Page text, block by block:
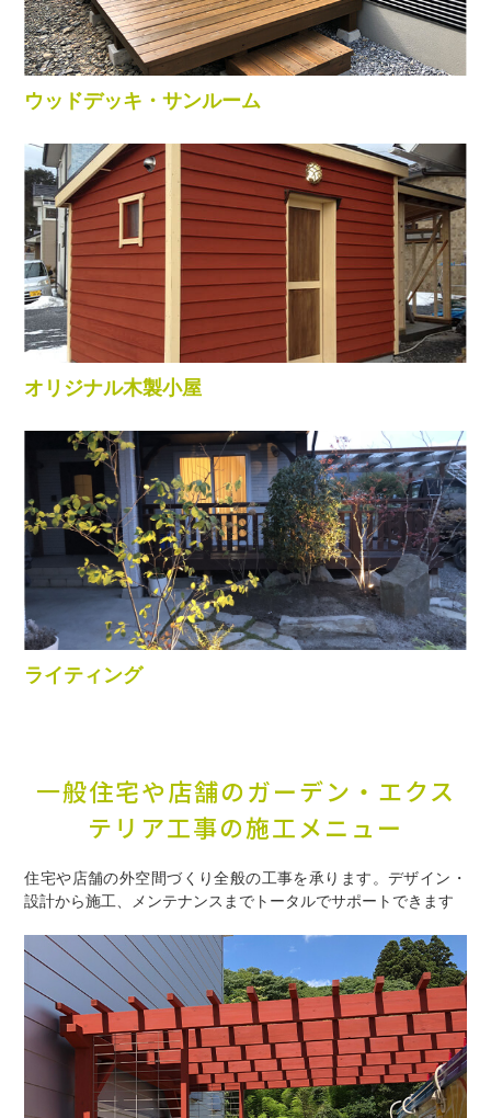
ウッドデッキ・サンルーム
オリジナル木製小屋
ライティング
一般住宅や店舗のガーデン・ エクス
テリア工事の施工メニュー
住宅や店舗の外空間づくり全般の工事を承ります。 デザイン・
設計から施工、メンテナンスまでトータルでサポートできます